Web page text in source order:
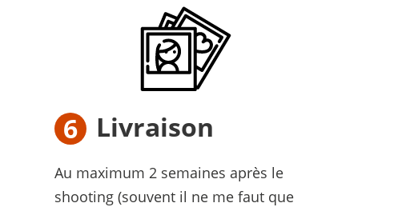
Livraison
Au maximum 2 semaines après le
shooting (souvent il ne me faut que